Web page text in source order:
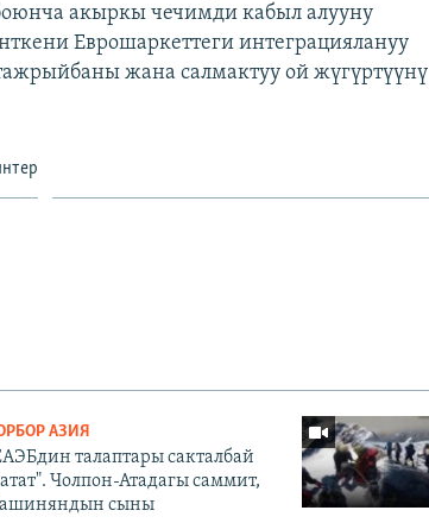
акыркы чечимди кабыл алууну
Еврошаркеттеги интеграциялануу
жана салмактуу ой жүгүртүүнү
АЗИЯ
талаптары сакталбай
Чолпон-Атадагы саммит,
сыны